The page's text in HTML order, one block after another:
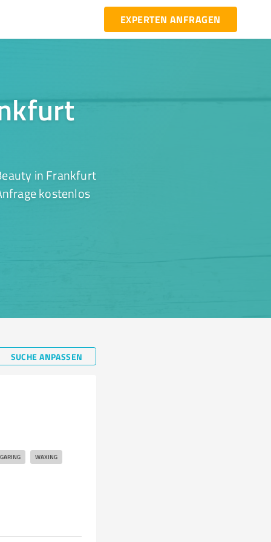
EXPERTEN ANFRAGEN
in Frankfurt
kostenlos
SUCHE ANPASSEN
WAXING